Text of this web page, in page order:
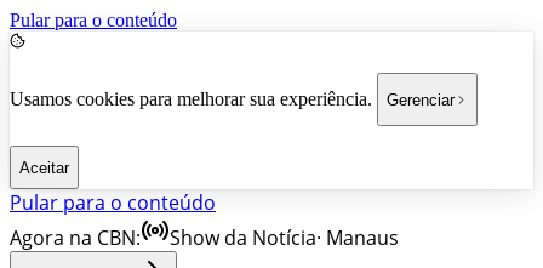
Pular para o conteúdo
Usamos cookies para melhorar sua experiência. Gerenciar
Aceitar
Pular para o conteúdo
Agora na CBN:
Show da Notícia· Manaus